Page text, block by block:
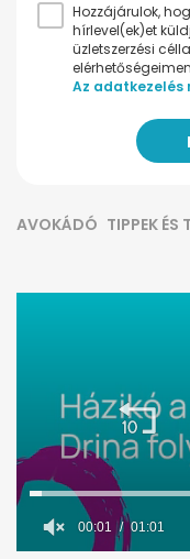
Hozzájárulok,
hírlevel(ek)et
üzletszerzési
Az adatkezelés
AVOKÁDÓ TIPPEK ÉS
00:02 01:01